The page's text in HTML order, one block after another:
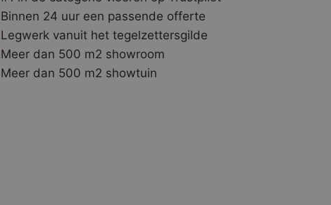
Binnen 24 uur een passende offerte
Legwerk vanuit het tegelzettersgilde
Meer dan 500 m2 showroom
Meer dan 500 m2 showtuin